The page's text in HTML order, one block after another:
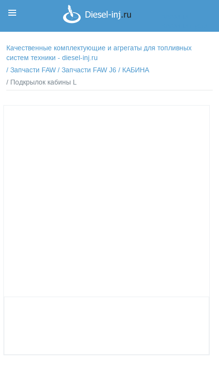
Качественные комплектующие и агрегаты для топливных
систем техники - diesel-inj.ru
/Запчасти FAW /Запчасти FAW J6 / КАБИНА
/ Подкрылок кабины L